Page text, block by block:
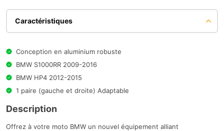
Caractéristiques
Conception en aluminium robuste
BMW S1000RR 2009-2016
BMW HP4 2012-2015
1 paire (gauche et droite) Adaptable
Description
Offrez à votre moto BMW un nouvel équipement alliant